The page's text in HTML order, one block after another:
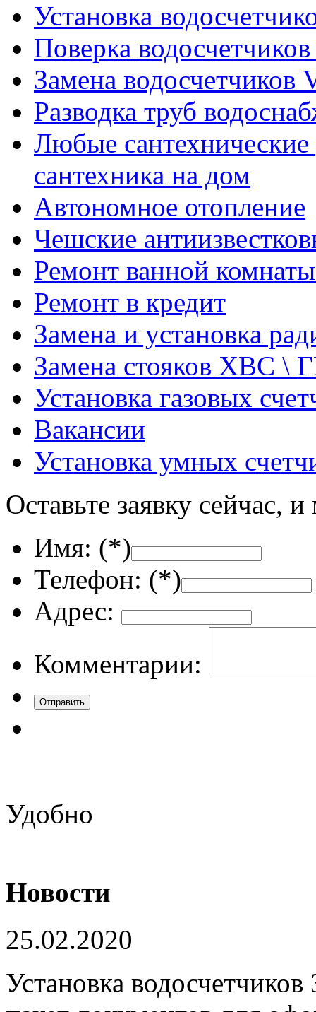
Установка
Поверка водосчетчиков
Замена
Разводка труб
Любые
сантехника на дом
Автономное отопление
Чешские
Ремонт ванной
Ремонт в кредит
Замена и установка
Замена стояков ХВС \
Установка газовых
Вакансии
Установка умных
Оставьте заявку сейчас,
Имя: (*)
Телефон: (*)
Адрес:
Комментарии:
Удобно
Новости
25.02.2020
Установка